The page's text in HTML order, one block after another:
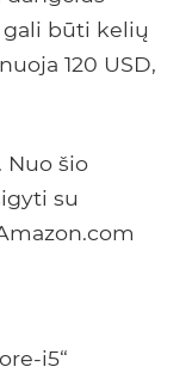
būti kelių
120 USD,
Nuo šio
su
i5“